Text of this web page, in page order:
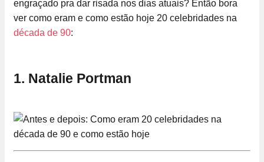
engraçado pra dar risada nos dias atuais? Então bora
ver como eram e como estão hoje 20 celebridades na
década de 90:
1. Natalie Portman